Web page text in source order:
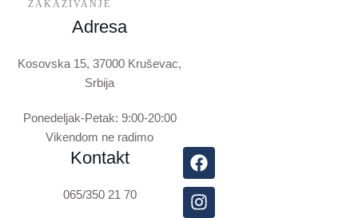
ZAKAZIVANJE
Adresa
Kosovska 15, 37000 Kruševac,
Srbija
Ponedeljak-Petak: 9:00-20:00
Vikendom ne radimo
Kontakt
065/350 21 70